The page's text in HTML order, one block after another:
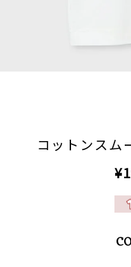
コットンスム